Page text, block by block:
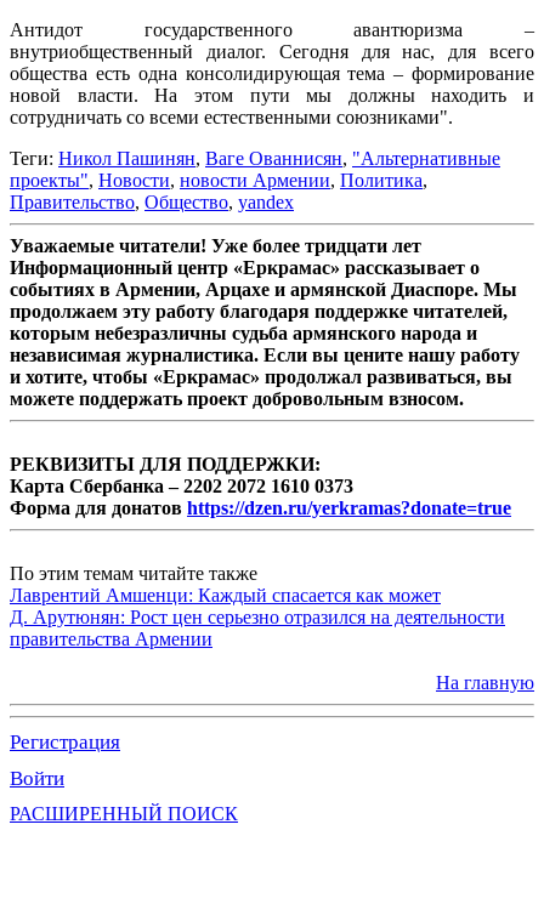
Антидот государственного авантюризма –
внутриобщественный диалог. Сегодня для нас, для всего
общества есть одна консолидирующая тема – формирование
новой власти. На этом пути мы должны находить и
сотрудничать со всеми естественными союзниками".
Теги: Никол Пашинян, Ваге Ованнисян, "Альтернативные
проекты", Новости, новости Армении, Политика,
Правительство, Общество, yandex
Уважаемые читатели! Уже более тридцати лет
Информационный центр «Еркрамас» рассказывает о
событиях в Армении, Арцахе и армянской Диаспоре. Мы
продолжаем эту работу благодаря поддержке читателей,
которым небезразличны судьба армянского народа и
независимая журналистика. Если вы цените нашу работу
и хотите, чтобы «Еркрамас» продолжал развиваться, вы
можете поддержать проект добровольным взносом.
РЕКВИЗИТЫ ДЛЯ ПОДДЕРЖКИ:
Карта Сбербанка – 2202 2072 1610 0373
Форма для донатов https://dzen.ru/yerkramas?donate=true
По этим темам читайте также
Лаврентий Амшенци: Каждый спасается как может
Д. Арутюнян: Рост цен серьезно отразился на деятельности
правительства Армении
На главную
Регистрация
Войти
РАСШИРЕННЫЙ ПОИСК